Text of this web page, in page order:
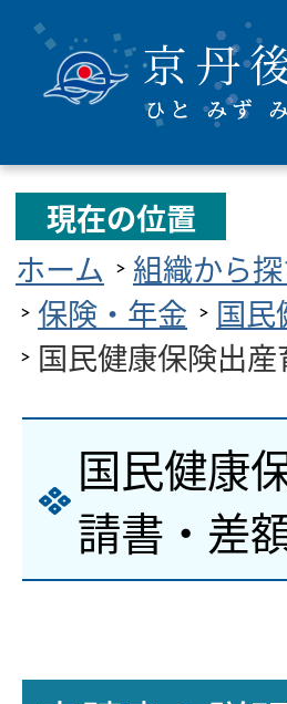
現在の位置
ホーム
組織から
保険・年金
国民
国民健康保険出
国民健康
請書・差